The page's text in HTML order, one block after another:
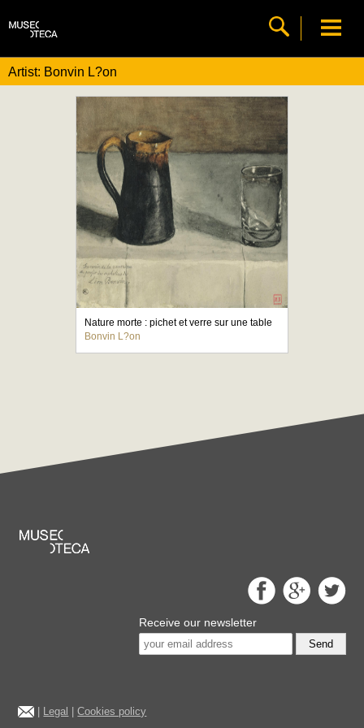
Artist: Bonvin L?on
Nature morte : pichet et verre sur une table
Bonvin L?on
Receive our newsletter
Send
Legal |Cookies policy